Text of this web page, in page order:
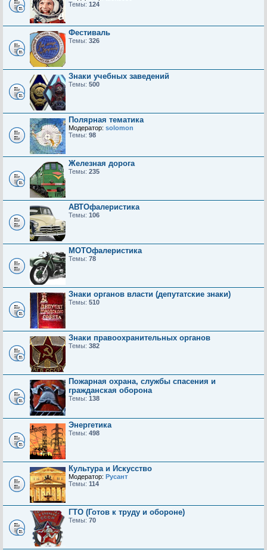
Темы: 124
Фестиваль
Темы: 326
Знаки учебных заведений
Темы: 500
Полярная тематика
Модератор: solomon
Темы: 98
Железная дорога
Темы: 235
АВТОфалеристика
Темы: 106
МОТОфалеристика
Темы: 78
Знаки органов власти (депутатские знаки)
Темы: 510
Знаки правоохранительных органов
Темы: 382
Пожарная охрана, службы спасения и
гражданская оборона
Темы: 138
Энергетика
Темы: 498
Культура и Искусство
Модератор: Русант
Темы: 114
ГТО (Готов к труду и обороне)
Темы: 70